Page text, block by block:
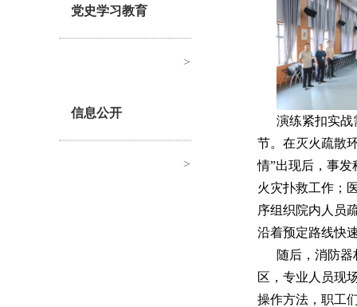
党史学习教育
>
信息公开
>
演练紧扣实
节。在灭火疏散
情”出现后，事
火灾扑救工作；
序组织院内人员
沿着预定路线快
随后，消防
区，专业人员现
操作方法，职工